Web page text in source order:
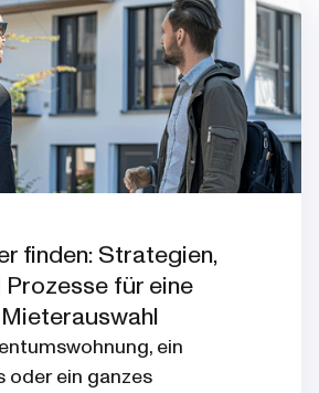
finden: Strategien,
Prozesse für eine
ein
oder ein ganzes